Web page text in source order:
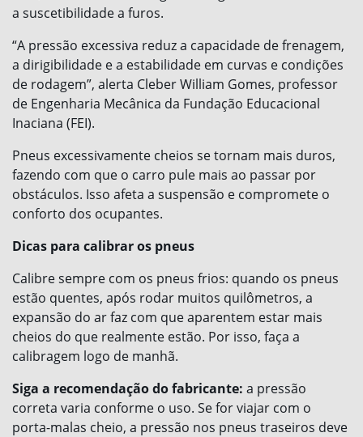
a suscetibilidade a furos.
“A pressão excessiva reduz a capacidade de frenagem,
a dirigibilidade e a estabilidade em curvas e condições
de rodagem”, alerta Cleber William Gomes, professor
de Engenharia Mecânica da Fundação Educacional
Inaciana (FEI).
Pneus excessivamente cheios se tornam mais duros,
fazendo com que o carro pule mais ao passar por
obstáculos. Isso afeta a suspensão e compromete o
conforto dos ocupantes.
Dicas para calibrar os pneus
Calibre sempre com os pneus frios: quando os pneus
estão quentes, após rodar muitos quilômetros, a
expansão do ar faz com que aparentem estar mais
cheios do que realmente estão. Por isso, faça a
calibragem logo de manhã.
Siga a recomendação do fabricante: a pressão
correta varia conforme o uso. Se for viajar com o
porta-malas cheio, a pressão nos pneus traseiros deve